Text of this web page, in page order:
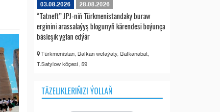
03.08.2026 28.08.2026
“Tatneft” JPJ-niň Türkmenistandaky buraw
erginini arassalaýyş blogunyň kärendesi boýunça
bäsleşik yglan edýär
Türkmenistan, Balkan welaýaty, Balkanabat,
T.Satylow köçesi, 59
TÄZELIKLERIŇIZI ÝOLLAŇ